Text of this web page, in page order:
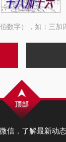
数字），如：三加
信，了解最新动态